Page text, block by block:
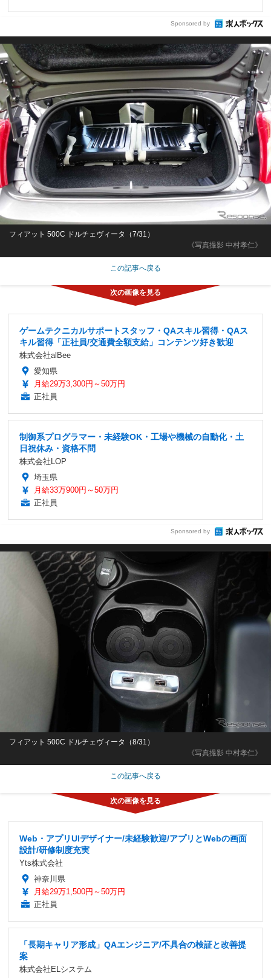
Sponsored by
《写真撮影 中村孝仁》
フィアット 500C ドルチェヴィータ（7/31）
この記事へ戻る
ゲームテクニカルサポートスタッフ・QAスキル習得・QAス
キル習得「正社員/交通費全額支給」コンテンツ好き歓迎
株式会社alBee
愛知県
月給29万3,300円～50万円
正社員
制御系プログラマー・未経験OK・工場や機械の自動化・土
日祝休み・資格不問
株式会社LOP
埼玉県
月給33万900円～50万円
正社員
Sponsored by
《写真撮影 中村孝仁》
フィアット 500C ドルチェヴィータ（8/31）
この記事へ戻る
Web・アプリUIデザイナー/未経験歓迎/アプリとWebの画面
設計/研修制度充実
Yts株式会社
神奈川県
月給29万1,500円～50万円
正社員
「長期キャリア形成」QAエンジニア/不具合の検証と改善提
案
株式会社ELシステム